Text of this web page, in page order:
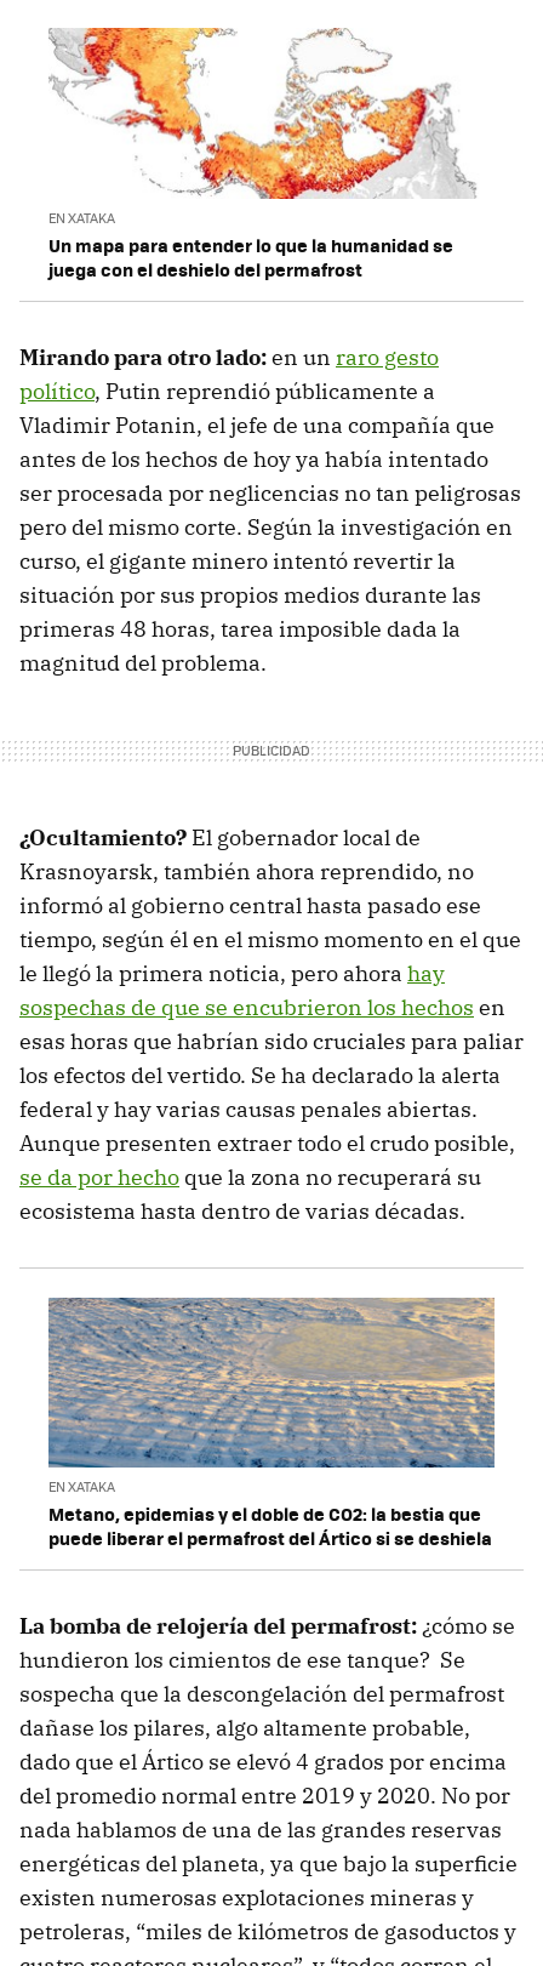
EN XATAKA
Un mapa para entender lo que la humanidad se
juega con el deshielo del permafrost
Mirando para otro lado:en un raro gesto
político, Putin reprendió públicamente a
Vladimir Potanin, el jefe de una compañía que
antes de los hechos de hoy ya había intentado
ser procesada por neglicencias no tan peligrosas
pero del mismo corte. Según la investigación en
curso, el gigante minero intentó revertir la
situación por sus propios medios durante las
primeras 48 horas, tarea imposible dada la
magnitud del problema.
¿Ocultamiento? El gobernador local de
Krasnoyarsk, también ahora reprendido, no
informó al gobierno central hasta pasado ese
tiempo, según él en el mismo momento en el que
le llegó la primera noticia, pero ahora hay
sospechas de que se encubrieron los hechos en
esas horas que habrían sido cruciales para paliar
los efectos del vertido. Se ha declarado la alerta
federal y hay varias causas penales abiertas.
Aunque presenten extraer todo el crudo posible,
se da por hecho que la zona no recuperará su
ecosistema hasta dentro de varias décadas.
EN XATAKA
Metano, epidemias y el doble de CO2: la bestia que
puede liberar el permafrost del Ártico si se deshiela
La bomba de relojería del permafrost:¿cómo se
hundieron los cimientos de ese tanque? Se
sospecha que la descongelación del permafrost
dañase los pilares, algo altamente probable,
dado que el Ártico se elevó 4 grados por encima
del promedio normal entre 2019 y 2020. No por
nada hablamos de una de las grandes reservas
energéticas del planeta, ya que bajo la superficie
existen numerosas explotaciones mineras y
petroleras, “miles de kilómetros de gasoductos y